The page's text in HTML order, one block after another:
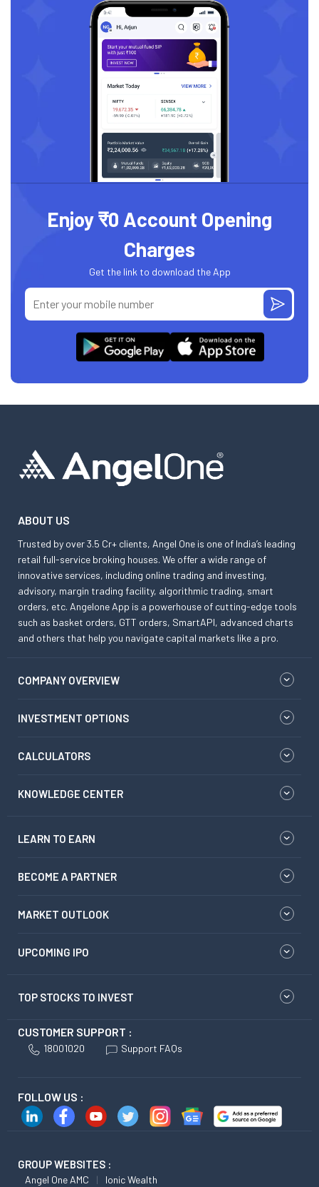
Enjoy ₹0 Account Opening
Charges
Get the link to download the App
ABOUT US
Trusted by over 3.5 Cr+ clients, Angel One is one of India’s leading
retail full-service broking houses. We offer a wide range of
innovative services, including online trading and investing,
advisory, margin trading facility, algorithmic trading, smart
orders, etc. Angelone App is a powerhouse of cutting-edge tools
such as basket orders, GTT orders, SmartAPI, advanced charts
and others that help you navigate capital markets like a pro.
COMPANY OVERVIEW
INVESTMENT OPTIONS
CALCULATORS
KNOWLEDGE CENTER
LEARN TO EARN
BECOME A PARTNER
MARKET OUTLOOK
UPCOMING IPO
TOP STOCKS TO INVEST
CUSTOMER SUPPORT :
18001020 Support FAQs
FOLLOW US :
GROUP WEBSITES :
Angel One AMC Ionic Wealth